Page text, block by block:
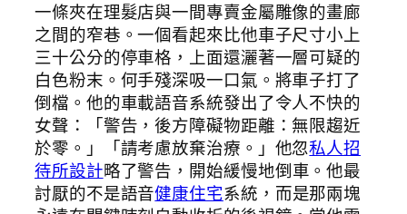
一條夾在理髮店與一間專賣金屬雕像的畫廊
之間的窄巷。一個看起來比他車子尺寸小上
三十公分的停車格，上面還灑著一層可疑的
白色粉末。何手殘深吸一口氣。將車子打了
倒檔。他的車載語音系統發出了令人不快的
女聲：「警告，後方障礙物距離：無限趨近
於零。」「請考慮放棄治療。」他忽私人招
待所設計略了警告，開始緩慢地倒車。他最
討厭的不是語音健康住宅系統，而是那兩塊